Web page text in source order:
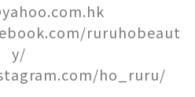
ruruhobeaut
y/
ho_ruru/